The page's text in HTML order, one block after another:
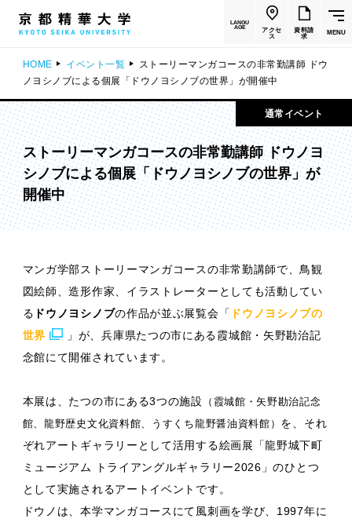
LANGU
AGE
アクセ
ス
資料請
求
MENU
HOME イベント一覧
ストーリーマンガコースの非常勤講師 ドウ
ノヨシノブによる個展「ドウノヨシノブの世界」が開催中
通常イベント
ストーリーマンガコースの非常勤講師 ドウノヨ
シノブによる個展「ドウノヨシノブの世界」が
開催中
マンガ学部ストーリーマンガコースの非常勤講師で、鳥観
図絵師、造形作家、イラストレーターとしても活動してい
る ドウノヨシノブの作品が並ぶ展覧会「 ドウノヨシノブの
世界
」が、兵庫県たつの市にある霞城館・矢野勘治記
念館にて開催されています。
本展は、たつの市にある3つの施設
（霞城館・矢野勘治記念
館、龍野歴史文化資料館、うすくち龍野醤油資料館） を、それ
ぞれアートギャラリーとして活用する絵画展「龍野城下町
ミュージアム トライアングルギャラリー2026」のひとつ
として実施されるアートイベントです。
ドウノは、本学マンガコースにて風刺画を学び、1997年に